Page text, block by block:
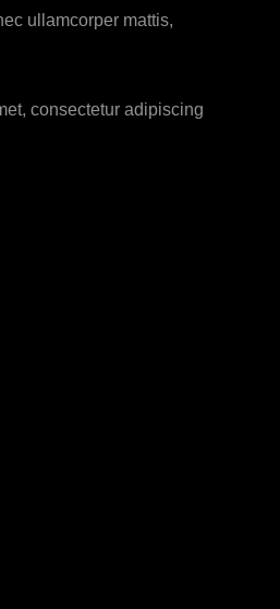
ullamcorper mattis,
consectetur adipiscing